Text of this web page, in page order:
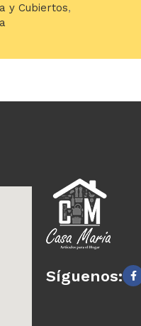
y Cubiertos,
carrito
Síguenos: